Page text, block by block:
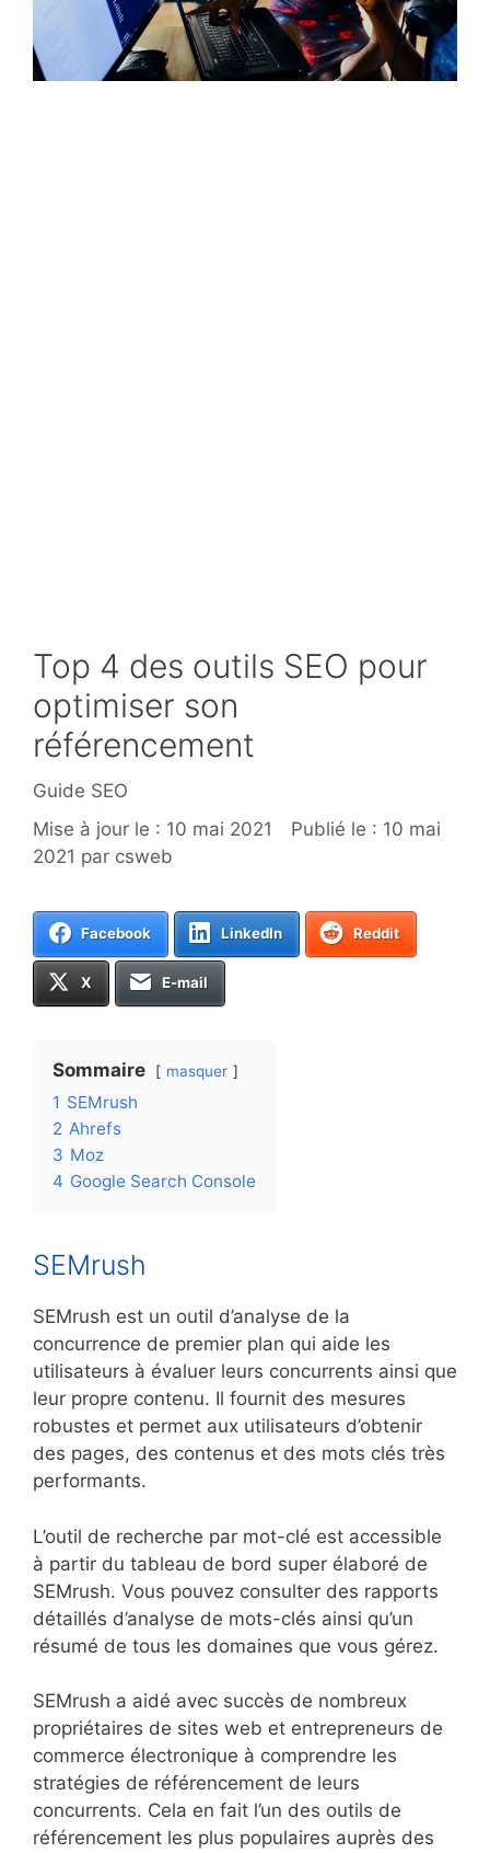
Top 4 des outils SEO pour
optimiser son
référencement
Catégories
Guide SEO
10 mai 2021
10 mai
2021 par csweb
Facebook LinkedIn Reddit
X E-mail
Sommaire masquer
1 SEMrush
2 Ahrefs
3 Moz
4 Google Search Console
SEMrush
SEMrush est un outil d’analyse de la
concurrence de premier plan qui aide les
utilisateurs à évaluer leurs concurrents ainsi que
leur propre contenu. Il fournit des mesures
robustes et permet aux utilisateurs d’obtenir
des pages, des contenus et des mots clés très
performants.
L’outil de recherche par mot-clé est accessible
à partir du tableau de bord super élaboré de
SEMrush. Vous pouvez consulter des rapports
détaillés d’analyse de mots-clés ainsi qu’un
résumé de tous les domaines que vous gérez.
SEMrush a aidé avec succès de nombreux
propriétaires de sites web et entrepreneurs de
commerce électronique à comprendre les
stratégies de référencement de leurs
concurrents. Cela en fait l’un des outils de
référencement les plus populaires auprès des